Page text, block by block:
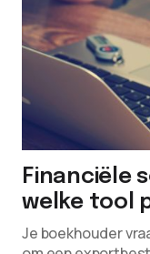
Financiële
welke tool
Je boekhouder